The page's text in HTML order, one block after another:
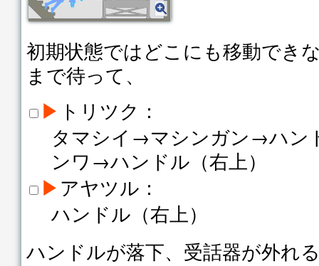
初期状態ではどこにも移動でき
まで待って、
▶ トリツク：
タマシイ→マシンガン→ハ
ンワ→ハンドル（右上）
▶アヤツル：
ハンドル（右上）
ハンドルが落下、受話器が外れ